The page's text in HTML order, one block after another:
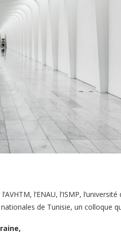
l’ENAU, l’ISMP,
de Tunisie, un colloque